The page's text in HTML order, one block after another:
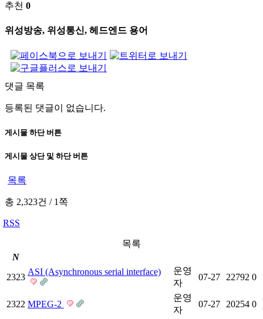
추천 0
위성방송, 위성통신, 헤드엔드 용어
댓글 목록
등록된 댓글이 없습니다.
게시물 하단 버튼
게시물 상단 및 하단 버튼
목록
총 2,323건 /1쪽
RSS
목록
N
2323
ASI (Asynchronous serial interface)
운영
자
07-27 22792 0
2322 MPEG-2
운영
자
07-27 20254 0